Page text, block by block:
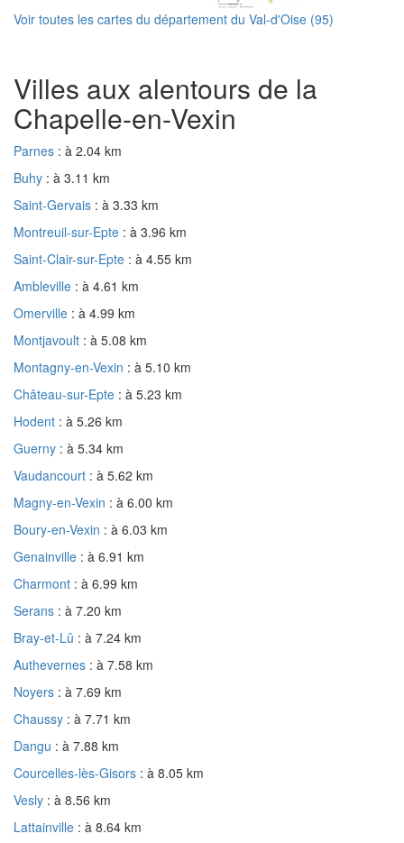
Voir toutes les cartes du département du Val-d'Oise (95)
Villes aux alentours de la
Chapelle-en-Vexin
Parnes : à 2.04 km
Buhy : à 3.11 km
Saint-Gervais : à 3.33 km
Montreuil-sur-Epte : à 3.96 km
Saint-Clair-sur-Epte : à 4.55 km
Ambleville : à 4.61 km
Omerville : à 4.99 km
Montjavoult : à 5.08 km
Montagny-en-Vexin : à 5.10 km
Château-sur-Epte : à 5.23 km
Hodent : à 5.26 km
Guerny : à 5.34 km
Vaudancourt : à 5.62 km
Magny-en-Vexin : à 6.00 km
Boury-en-Vexin : à 6.03 km
Genainville : à 6.91 km
Charmont : à 6.99 km
Serans : à 7.20 km
Bray-et-Lû : à 7.24 km
Authevernes : à 7.58 km
Noyers : à 7.69 km
Chaussy : à 7.71 km
Dangu : à 7.88 km
Courcelles-lès-Gisors : à 8.05 km
Vesly : à 8.56 km
Lattainville : à 8.64 km